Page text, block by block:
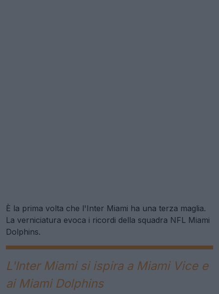
È la prima volta che l'Inter Miami ha una terza maglia.
La verniciatura evoca i ricordi della squadra NFL Miami
Dolphins.
L'Inter Miami si ispira a Miami Vice e
ai Miami Dolphins